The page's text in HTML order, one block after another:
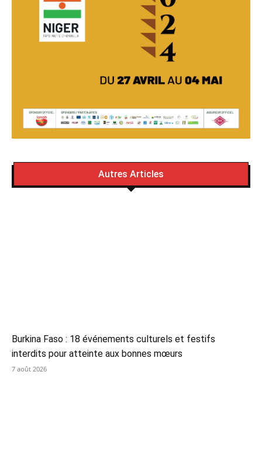
Autres Articles
Burkina Faso : 18 événements culturels et festifs
interdits pour atteinte aux bonnes mœurs
7 août 2026